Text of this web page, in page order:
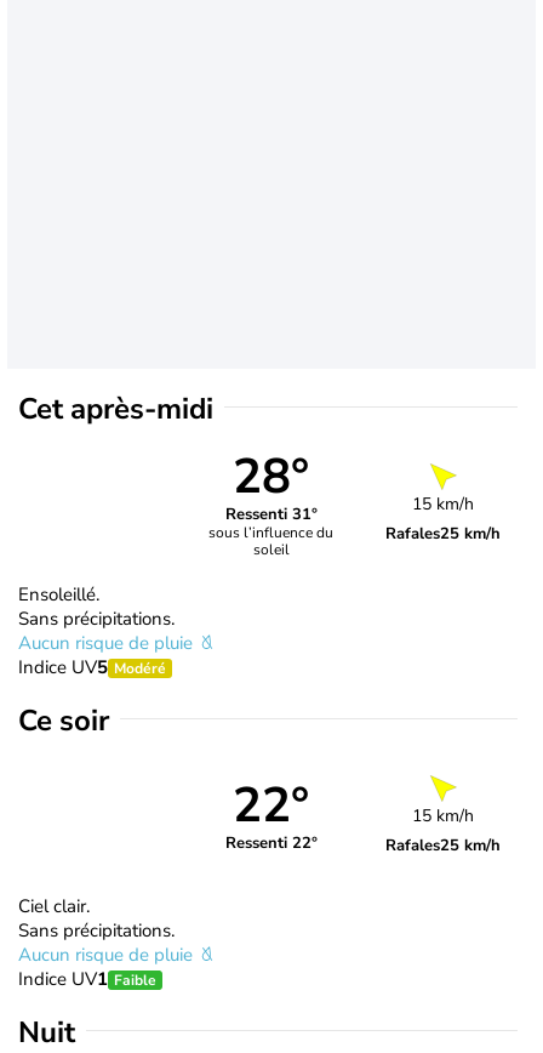
Cet après-midi
28°
Ressenti 31°
sous l’influence du
soleil
15 km/h
Rafales25 km/h
Ensoleillé.
Sans précipitations.
Aucun risque de pluie
Indice UV5 Modéré
Ce soir
22°
Ressenti 22°
15 km/h
Rafales25 km/h
Ciel clair.
Sans précipitations.
Aucun risque de pluie
Indice UV1 Faible
Nuit